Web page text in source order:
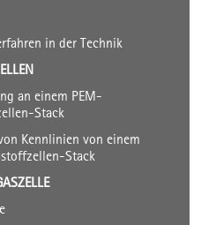
in der Technik
an einem PEM-
Stack
Kennlinien von einem
Stack